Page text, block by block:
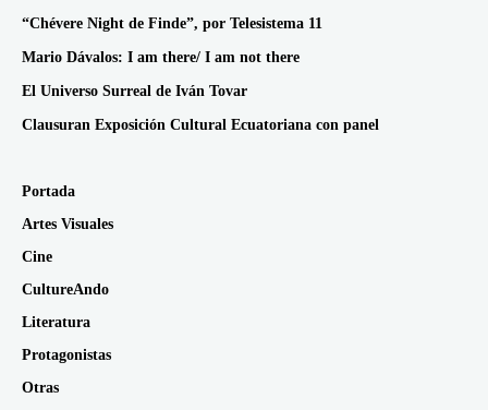
“Chévere Night de Finde”, por Telesistema 11
Mario Dávalos: I am there/ I am not there
El Universo Surreal de Iván Tovar
Clausuran Exposición Cultural Ecuatoriana con panel
Portada
Artes Visuales
Cine
CultureAndo
Literatura
Protagonistas
Otras